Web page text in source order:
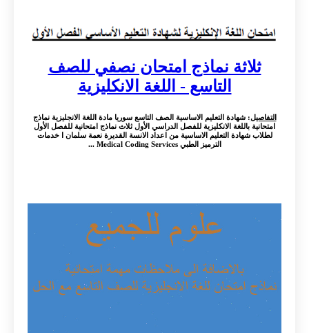
ثلاثة نماذج امتحان نصفي للصف
التاسع - اللغة الانكليزية
التفاصيل: شهادة التعليم الاساسية الصف التاسع سوريا مادة اللغة الانجليزية نماذج
امتحانية باللغة الانكليزية للفصل الدراسي الأول ثلاث نماذج امتحانية للفصل الأول
لطلاب شهادة التعليم الاساسية من اعداد الانسة القديرة نعمة سلمان ا خدمات
الترميز الطبي Medical Coding Services ...